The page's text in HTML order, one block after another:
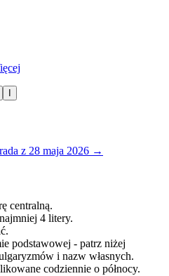
z 28 maja 2026 →
centralną.
4 litery.
podstawowej - patrz niżej
i nazw własnych.
codziennie o północy.